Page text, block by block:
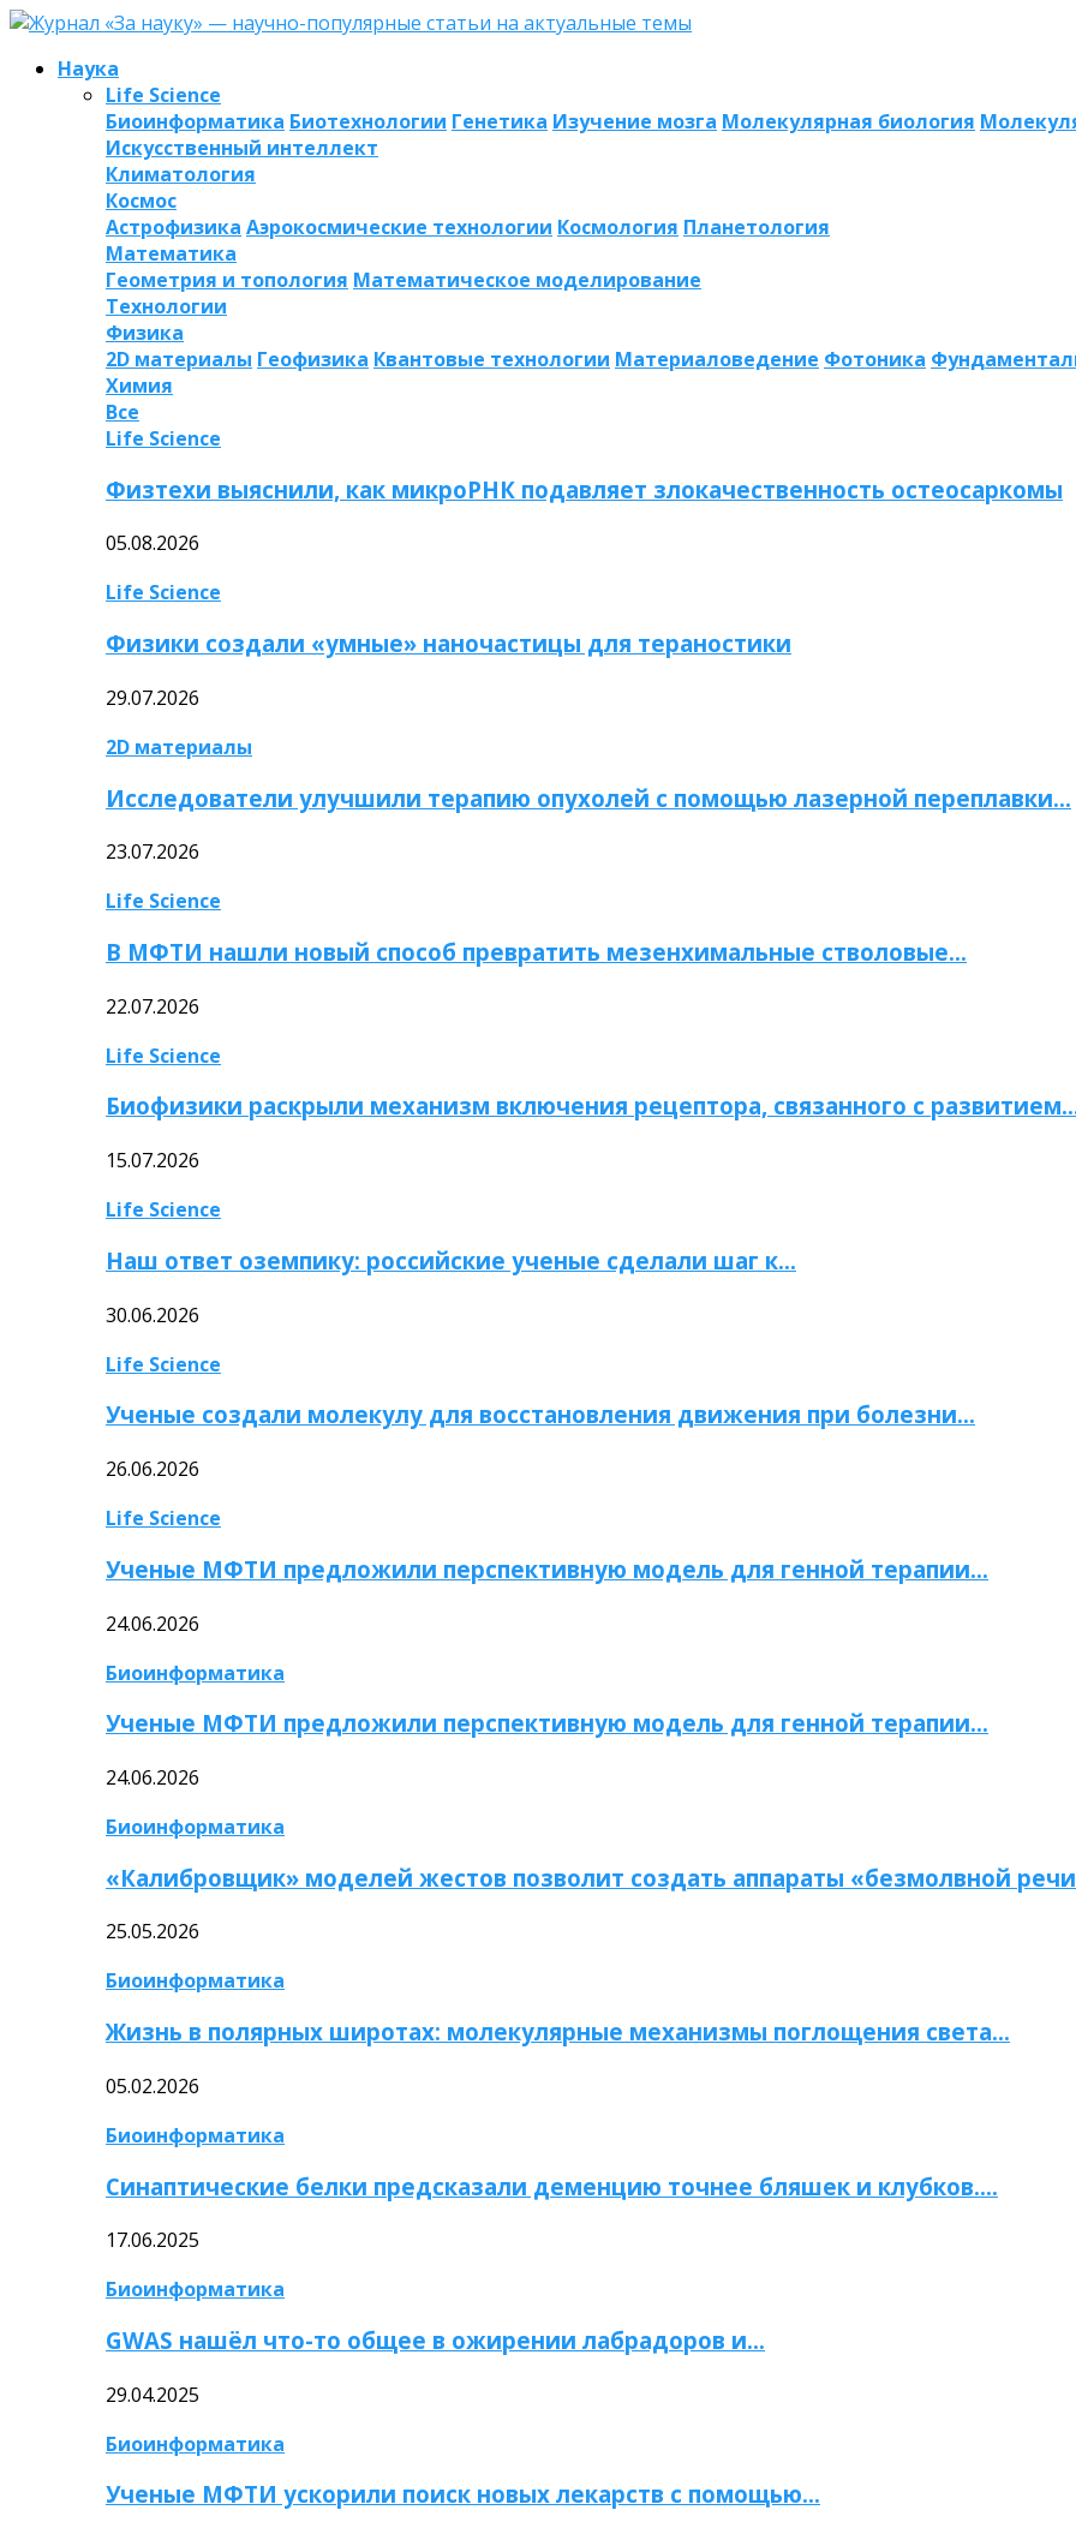
Наука
Life Science
Биоинформатика Биотехнологии Генетика Изучение мозга Молекулярная биология
Искусственный интеллект
Климатология
Космос
Астрофизика Аэрокосмические технологии Космология Планетология
Математика
Геометрия и топология Математическое моделирование
Технологии
Физика
2D материалы Геофизика Квантовые технологии Материаловедение Фотоника
Химия
Все
Life Science
Физтехи выяснили, как микроРНК подавляет злокачественность остеосаркомы
05.08.2026
Life Science
Физики создали «умные» наночастицы для тераностики
29.07.2026
2D материалы
Исследователи улучшили терапию опухолей с помощью лазерной переплавки…
23.07.2026
Life Science
В МФТИ нашли новый способ превратить мезенхимальные стволовые…
22.07.2026
Life Science
Биофизики раскрыли механизм включения рецептора, связанного с
15.07.2026
Life Science
Наш ответ оземпику: российские ученые сделали шаг к…
30.06.2026
Life Science
Ученые создали молекулу для восстановления движения при болезни…
26.06.2026
Life Science
Ученые МФТИ предложили перспективную модель для генной терапии…
24.06.2026
Биоинформатика
Ученые МФТИ предложили перспективную модель для генной терапии…
24.06.2026
Биоинформатика
«Калибровщик» моделей жестов позволит создать аппараты «безмолвной
25.05.2026
Биоинформатика
Жизнь в полярных широтах: молекулярные механизмы поглощения света…
05.02.2026
Биоинформатика
Синаптические белки предсказали деменцию точнее бляшек и клубков….
17.06.2025
Биоинформатика
GWAS нашёл что-то общее в ожирении лабрадоров и…
29.04.2025
Биоинформатика
Ученые МФТИ ускорили поиск новых лекарств с помощью…